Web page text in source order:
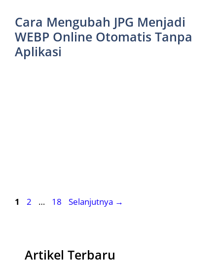
Cara Mengubah JPG Menjadi
WEBP Online Otomatis Tanpa
Aplikasi
Halaman
1 Halaman
2 … Halaman
18 Selanjutnya →
Artikel Terbaru